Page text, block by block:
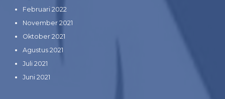
Februari 2022
November 2021
Oktober 2021
Agustus 2021
Juli 2021
Juni 2021